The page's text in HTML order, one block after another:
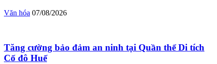
Văn hóa 07/08/2026
Tăng cường bảo đảm an ninh tại Quần thể Di tích
Cố đô Huế